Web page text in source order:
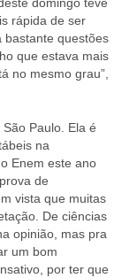
rápida de ser
bastante questões
que estava mais
no mesmo grau”,
Paulo. Ela é
na
Enem este ano
de
vista que muitas
De ciências
opinião, mas pra
um bom
por ter que